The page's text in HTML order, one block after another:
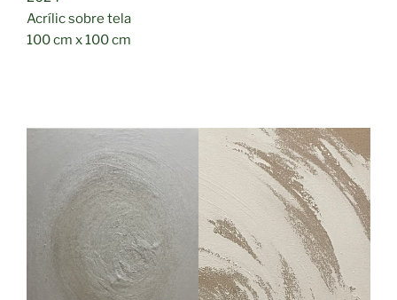
Acrílic sobre tela
100 cm x 100 cm